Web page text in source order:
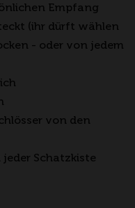
Empfang
(ihr dürft wählen
- oder von jedem
von den
Schatzkiste